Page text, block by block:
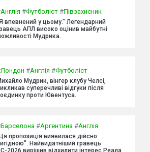
Англія #Футболіст #Півзахисник
впевнений у цьому." Легендарний
АПЛ високо оцінив майбутні
Мудрика.
Лондон #Англія #Футболіст
Мудрик, вінгер клубу Челсі,
суперечливі відгуки після
проти Ювентуса.
Барселона #Аргентина #Англія
пропозиція виявилася дійсно
Найвидатніший гравець
2026 вирішив відхилити інтерес Реала